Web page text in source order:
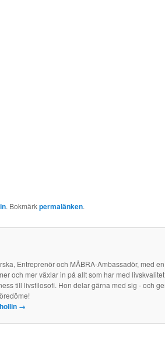
. Bokmärkpermalänken.
Entreprenör och MÅBRA-Ambassadör, med
och mer växlar in på allt som har med
till livsfilosofi. Hon delar gärna med sig - och
→